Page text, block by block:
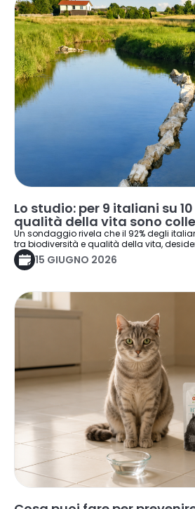
Lo studio: per 9 italiani su
qualità della vita sono
Un sondaggio rivela che il 92% degli
tra biodiversità e qualità della vita,
15 GIUGNO 2026